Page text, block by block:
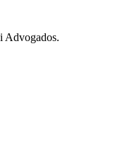
Advogados.